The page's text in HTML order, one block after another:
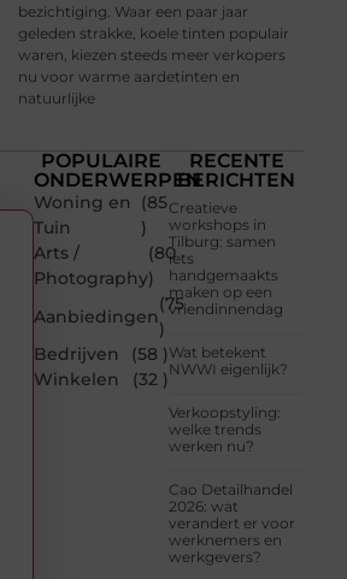
bezichtiging. Waar een paar jaar
geleden strakke, koele tinten populair
waren, kiezen steeds meer verkopers
nu voor warme aardetinten en
natuurlijke
POPULAIRE
ONDERWERPEN
Woning en
Tuin
(85
)
Arts /
Photography
(80
)
Aanbiedingen
(75
)
Bedrijven
(58 )
Winkelen
(32 )
RECENTE
BERICHTEN
Creatieve
workshops in
Tilburg: samen
iets
handgemaakts
maken op een
vriendinnendag
Wat betekent
NWWI eigenlijk?
Verkoopstyling:
welke trends
werken nu?
Cao Detailhandel
2026: wat
verandert er voor
werknemers en
werkgevers?